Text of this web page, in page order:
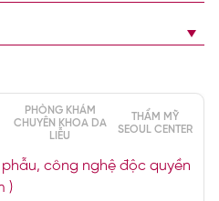
PHÒNG KHÁM
CHUYÊN KHOA DA
LIỄU
THẨM MỸ
SEOUL CENTER
công nghệ độc quyền
)